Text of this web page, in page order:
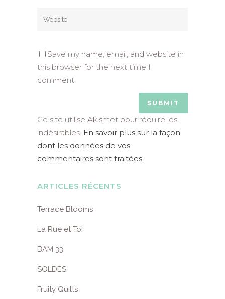
Save my name, email, and website in
this browser for the next time I
comment.
Ce site utilise Akismet pour réduire les
indésirables. En savoir plus sur la façon
dont les données de vos
commentaires sont traitées.
ARTICLES RÉCENTS
Terrace Blooms
La Rue et Toi
BAM 33
SOLDES
Fruity Quilts